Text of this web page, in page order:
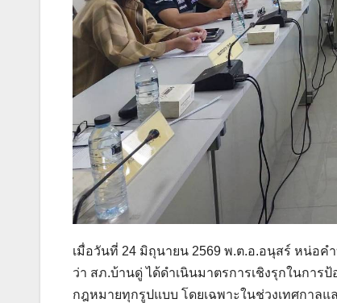
เมื่อวันที่ 24 มิถุนายน 2569 พ.ต.อ.อนุสร์ หน่อค
ว่า สภ.บ้านดู่ ได้ดำเนินมาตรการเชิงรุกในกา
กฎหมายทุกรูปแบบ โดยเฉพาะในช่วงเทศกาล